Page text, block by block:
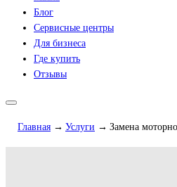
Блог
Сервисные центры
Для бизнеса
Где купить
Отзывы
Главная Услуги Замена